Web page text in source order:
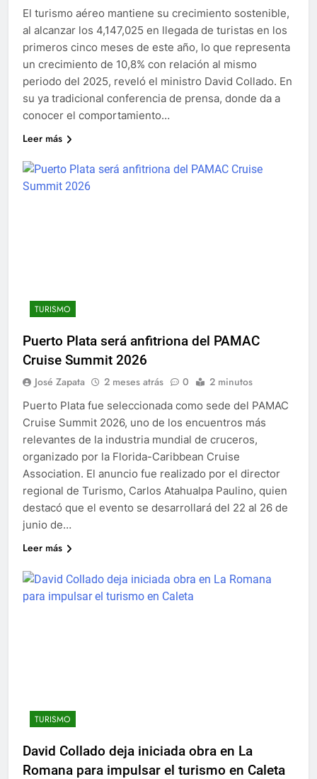
El turismo aéreo mantiene su crecimiento sostenible,
al alcanzar los 4,147,025 en llegada de turistas en los
primeros cinco meses de este año, lo que representa
un crecimiento de 10,8% con relación al mismo
periodo del 2025, reveló el ministro David Collado. En
su ya tradicional conferencia de prensa, donde da a
conocer el comportamiento…
Leer más
TURISMO
Puerto Plata será anfitriona del PAMAC
Cruise Summit 2026
José Zapata 2 meses atrás 0 2 minutos
Puerto Plata fue seleccionada como sede del PAMAC
Cruise Summit 2026, uno de los encuentros más
relevantes de la industria mundial de cruceros,
organizado por la Florida-Caribbean Cruise
Association. El anuncio fue realizado por el director
regional de Turismo, Carlos Atahualpa Paulino, quien
destacó que el evento se desarrollará del 22 al 26 de
junio de…
Leer más
TURISMO
David Collado deja iniciada obra en La
Romana para impulsar el turismo en Caleta